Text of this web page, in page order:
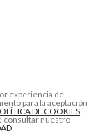
experiencia de
para la aceptación
DE COOKIES,
consultar nuestro